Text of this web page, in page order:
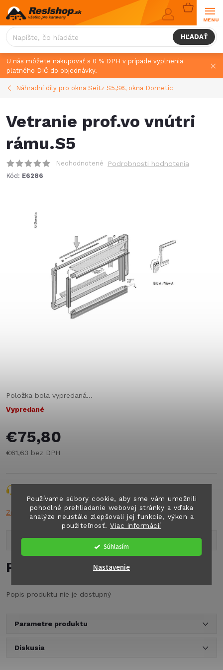
Používame súbory cookie, aby sme vám umožnili
pohodlné prehliadanie webovej stránky a vďaka
analýze neustále zlepšovali jej funkcie, výkon a
použiteľnosť.Viac informácií
Súhlasím
Nastavenie
Prejsť
na
obsah
HĽADAŤ
KOŠÍK
U nás môžete nakupovať s 0 % DPH v prípade vyplnenia
platného DIČ do objednávky.
Náhradní díly pro okna Seitz S5,S6, okna Dometic
Vetranie prof.vo vnútri
rámu.S5
Neohodnotené Podrobnosti hodnotenia
Kód: E6286
Položka bola vypredaná…
Vypredané
€75,80
€61,63 bez DPH
Značka: DOMET
Popis produktu
Podrobný popis
Popis produktu nie je dostupný
Parametre produktu
Diskusia